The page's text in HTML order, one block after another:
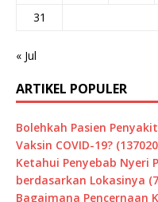
31
« Jul
ARTIKEL POPULER
Bolehkah Pasien
Vaksin COVID-19?
Ketahui Penyebab Nyeri
berdasarkan Lokasinya
Bagaimana Pencernaan